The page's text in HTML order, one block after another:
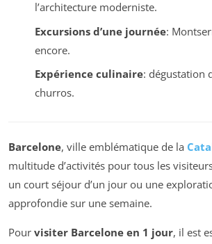
l’architecture moderniste.
Excursions d’une journée:
encore.
Expérience culinaire: dégustation
churros.
Barcelone, ville emblématique de la
multitude d’activités pour tous les
un court séjour d’un jour ou une
approfondie sur une semaine.
Pour visiter Barcelone en 1 jour, il est